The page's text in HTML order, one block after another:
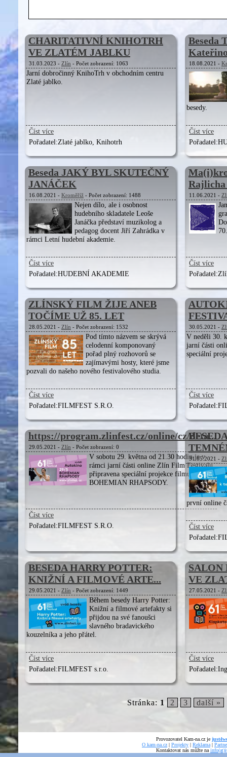
CHARITATIVNÍ KNIHOTRH
VE ZLATÉM JABLKU
31.03.2023 - Zlín - Počet zobrazení: 1063
Jarní dobročinný KnihoTrh v obchodním centru
Zlaté jablko.
Číst více
Pořadatel:Zlaté jablko, Knihotrh
Beseda
18.08.2021 -
besedy.
Číst více
Pořadatel:
Beseda JAKÝ BYL SKUTEČNÝ
JANÁČEK
16.08.2021 - Kroměříž - Počet zobrazení: 1488
Nejen dílo, ale i osobnost
hudebního skladatele Leoše
Janáčka představí muzikolog a
pedagog docent Jiří Zahrádka v
rámci Letní hudební akademie.
Číst více
Pořadatel:HUDEBNÍ AKADEMIE
Rajlicha
11.06.2021 -
Číst více
Pořadatel:
ZLÍNSKÝ FILM ŽIJE ANEB
TOČÍME UŽ 85. LET
28.05.2021 - Zlín - Počet zobrazení: 1532
Pod tímto názvem se skrývá
celodenní komponovaný
pořad plný rozhovorů se
zajímavými hosty, které jsme
pozvali do našeho nového festivalového studia.
Číst více
Pořadatel:FILMFEST S.R.O.
30.05.2021 -
V neděli 30.
jarní části
speciální
Číst více
Pořadatel:
https://program.zlinfest.cz/online/cz/deta...
29.05.2021 - Zlín - Počet zobrazení: 0
V sobotu 29. května od 21.30 hodin je v
rámci jarní části online Zlín Film Festivalu
připravena speciální projekce filmu
BOHEMIAN RHAPSODY.
Číst více
Pořadatel:FILMFEST S.R.O.
31.05.2021 -
první online
Číst více
Pořadatel:
BESEDA HARRY POTTER:
KNIŽNÍ A FILMOVÉ ARTE...
29.05.2021 - Zlín - Počet zobrazení: 1449
Během besedy Harry Potter:
Knižní a filmové artefakty si
přijdou na své fanoušci
slavného bradavického
kouzelníka a jeho přátel.
Číst více
Pořadatel:FILMFEST s.r.o.
VE
27.05.2021 -
Číst více
Pořadatel:
Stránka: 1 2 3 další »
Provozovatel Kam-na.cz je
O kam-na.cz | Projekty | Reklama |
Kontaktovat nás můžte na